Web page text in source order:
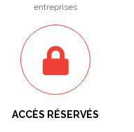
entreprises
ACCÈS RÉSERVÉS